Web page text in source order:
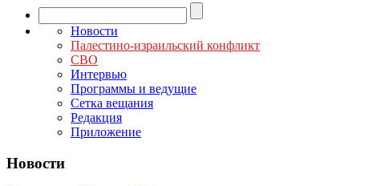
Новости
Палестино-израильский конфликт
СВО
Интервью
Программы и ведущие
Сетка вещания
Редакция
Приложение
Новости